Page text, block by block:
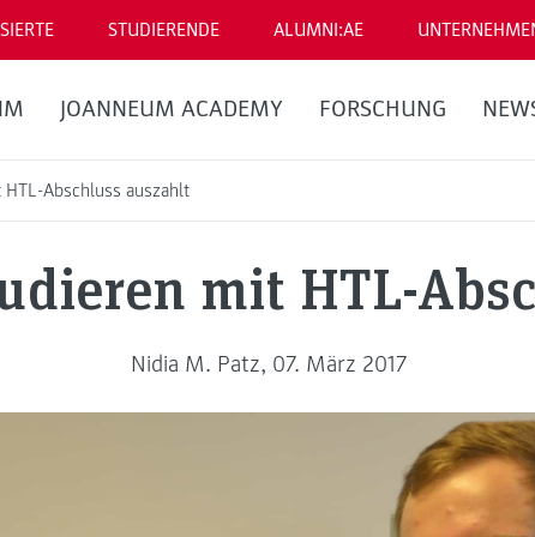
STUDIERENDE ALUMNI:AE
JOANNEUM ACADEMY FORSCHUNG
Abschluss auszahlt
mit HTL-
Nidia M. Patz, 07. März 2017